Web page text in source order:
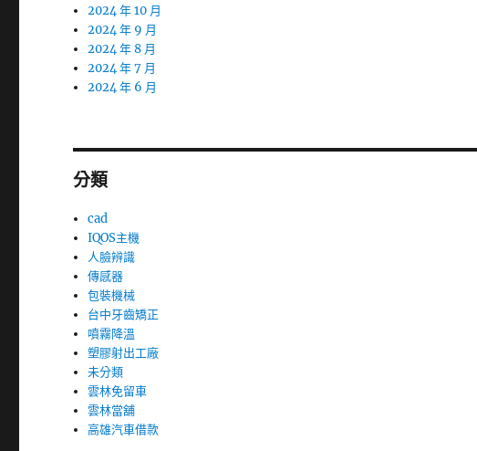
2024 年 10 月
2024 年 9 月
2024 年 8 月
2024 年 7 月
2024 年 6 月
分類
cad
IQOS主機
人臉辨識
傳感器
包裝機械
台中牙齒矯正
噴霧降溫
塑膠射出工廠
未分類
雲林免留車
雲林當舖
高雄汽車借款